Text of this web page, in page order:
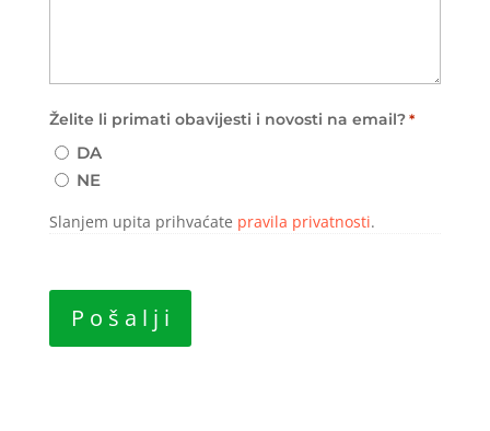
Želite li primati obavijesti i novosti na email? *
DA
NE
Slanjem upita prihvaćate pravila privatnosti.